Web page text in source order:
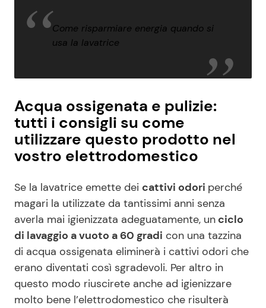
Come risparmiare energia quando si
usa la lavatrice
Acqua ossigenata e pulizie:
tutti i consigli su come
utilizzare questo prodotto nel
vostro elettrodomestico
Se la lavatrice emette dei cattivi odori perché
magari la utilizzate da tantissimi anni senza
averla mai igienizzata adeguatamente, un ciclo
di lavaggio a vuoto a 60 gradi con una tazzina
di acqua ossigenata eliminerà i cattivi odori che
erano diventati così sgradevoli. Per altro in
questo modo riuscirete anche ad igienizzare
molto bene l’elettrodomestico che risulterà